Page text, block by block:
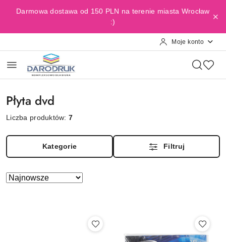
Przejdź do treści głównej
Przejdź do wyszukiwarki
Przejdź do moje konto
Przejdź do menu głównego
Przejdź do stopki
Darmowa dostawa od 150 PLN na terenie miasta Wrocław
:)
Moje konto
Płyta dvd
Liczba produktów:7
Kategorie Filtruj
Zastosowano
Sortuj